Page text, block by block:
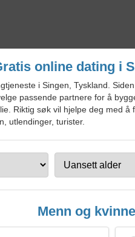
online dating i
i Singen, Tyskland.
passende partnere for å
Riktig søk vil hjelpe deg med
utlendinger, turister.
Menn og